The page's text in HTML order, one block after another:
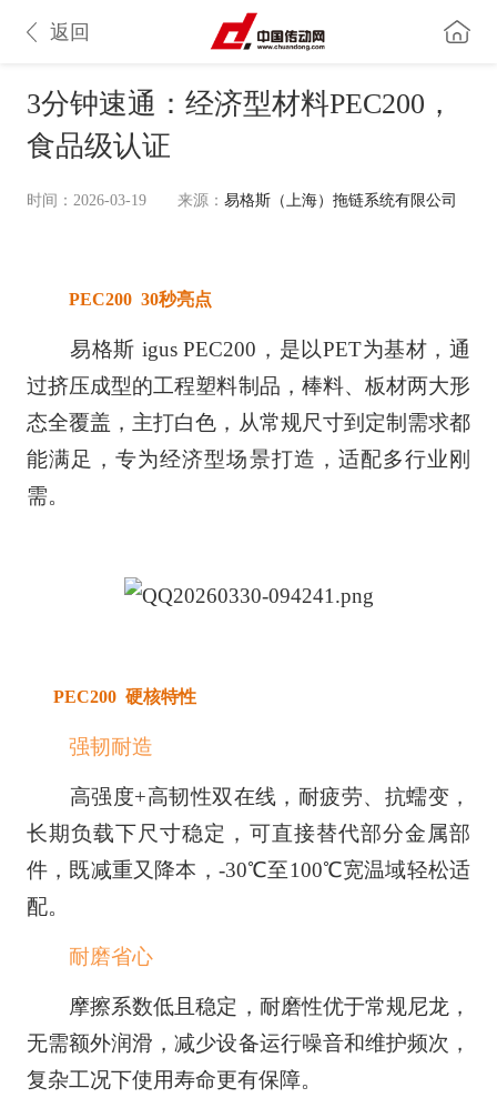
返回
3分钟速通：经济型材料PEC200，
食品级认证
时间：2026-03-19 来源： 易格斯（上海）拖链系统有限公司
PEC200 30秒亮点
易格斯 igus PEC200，是以PET为基材，通
过挤压成型的工程塑料制品，棒料、板材两大形
态全覆盖，主打白色，从常规尺寸到定制需求都
能满足，专为经济型场景打造，适配多行业刚
需。
PEC200 硬核特性
强韧耐造
高强度+高韧性双在线，耐疲劳、抗蠕变，
长期负载下尺寸稳定，可直接替代部分金属部
件，既减重又降本，-30℃至100℃宽温域轻松适
配。
耐磨省心
摩擦系数低且稳定，耐磨性优于常规尼龙，
无需额外润滑，减少设备运行噪音和维护频次，
复杂工况下使用寿命更有保障。